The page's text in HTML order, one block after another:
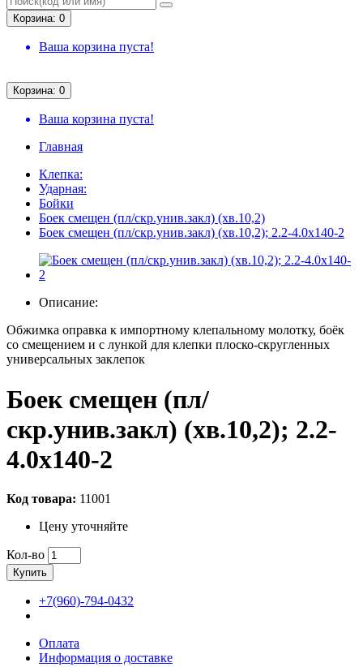
Корзина: 0
Ваша корзина пуста!
Корзина: 0
Ваша корзина пуста!
Главная
Клепка:
Ударная:
Бойки
Боек смещен (пл/скр.унив.закл) (хв.10,2)
Боек смещен (пл/скр.унив.закл) (хв.10,2); 2.2-4.0х140-2
Описание:
Обжимка оправка к импортному клепальному молотку, боёк
со смещением и с лункой для клепки плоско-скругленных
универсальных заклепок
Боек смещен (пл/
скр.унив.закл) (хв.10,2); 2.2-
4.0х140-2
Код товара: 11001
Цену уточняйте
Кол-во
Купить
+7(960)-794-0432
Оплата
Информация о доставке